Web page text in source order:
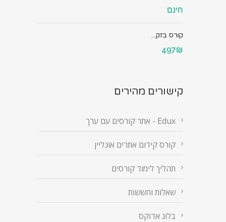
חינם
קורס בזק...
497₪
קישורים מהירים
Edux - אתר קורסים עם ערך
קורס קידום אתרים אונליין
תהליך לימוד קורסים
שאלות וחששות
בלוג אדוקס